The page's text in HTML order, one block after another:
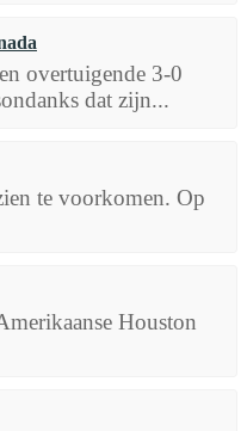
overtuigende 3-0
dat zijn...
te voorkomen. Op
Houston